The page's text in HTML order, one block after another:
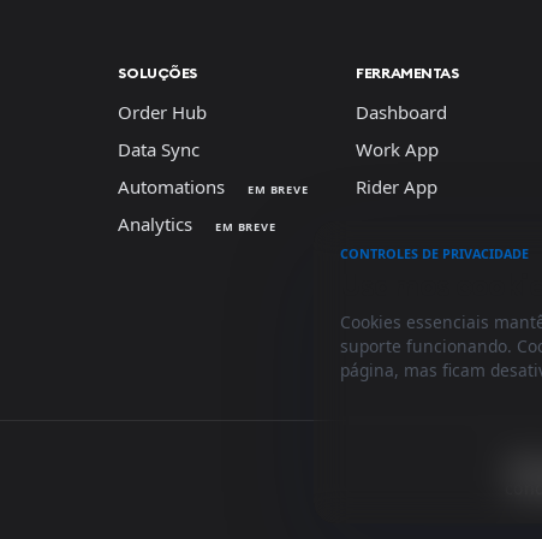
SOLUÇÕES
Order Hub
Data Sync
Automations
EM BREVE
Analytics EM BREVE
FERRAMENTAS
Dashboard
Work App
Rider App
CONTROLES DE PRIVACIDADE
Cookies essenciais
suporte funcionando.
página, mas ficam